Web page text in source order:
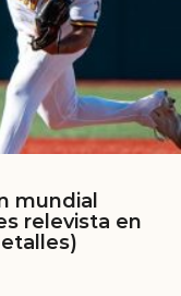
mundial
relevista en